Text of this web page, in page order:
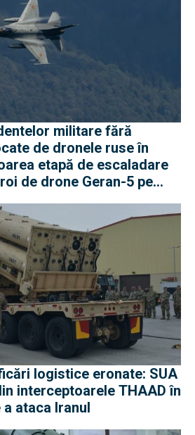
militare fără
de dronele ruse în
etapă de escaladare
de drone Geran-5 pe
logistice eronate: SUA
interceptoarele THAAD în
ataca Iranul